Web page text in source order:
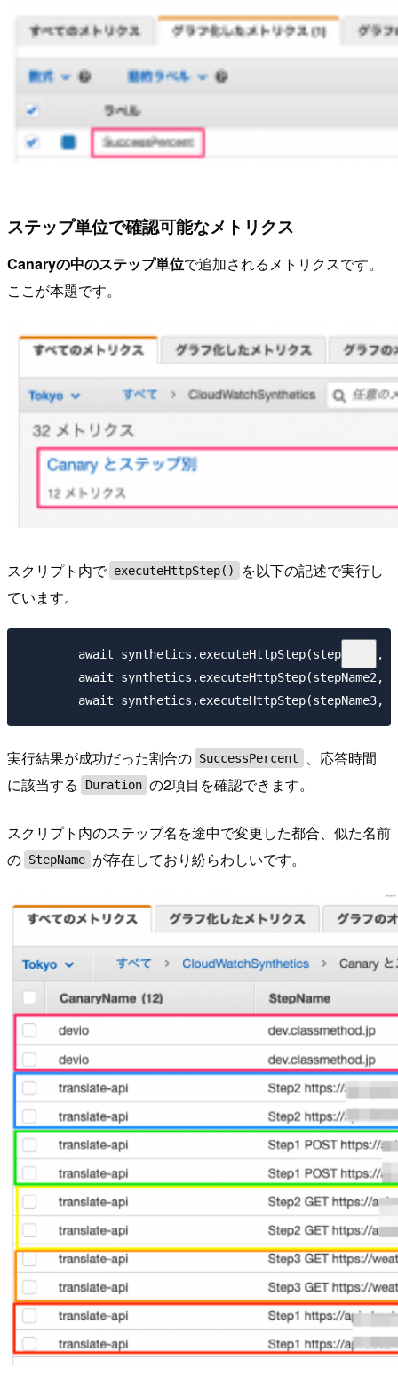
ステップ単位で確認可能なメトリクス
Canaryの中のステップ単位で追加されるメトリクスです。
ここが本題です。
スクリプト内で executeHttpStep()
を以下の記述で実行し
ています。
実行結果が成功だった割合の SuccessPercent
、応答時間
に該当する
Duration の2項目を確認できます。
スクリプト内のステップ名を途中で変更した都合、似た名前
の StepName が存在しており紛らわしいです。